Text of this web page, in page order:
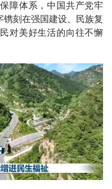
障体系，中国共产党牢
镌刻在强国建设、民族复
对美好生活的向往不懈